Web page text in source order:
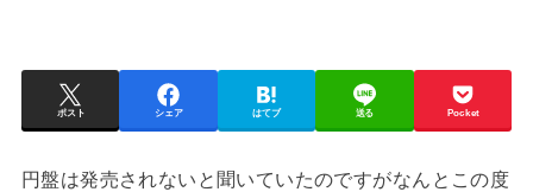
ポスト シェア はてブ 送る Pocket
円盤は発売されないと聞いていたのですがなんとこの度